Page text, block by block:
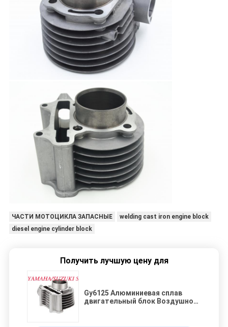
ЧАСТИ МОТОЦИКЛА ЗАПАСНЫЕ
welding cast iron engine block
diesel engine cylinder block
Получить лучшую цену для
Gy6125 Алюминиевая сплав
двигательный блок Воздушно-